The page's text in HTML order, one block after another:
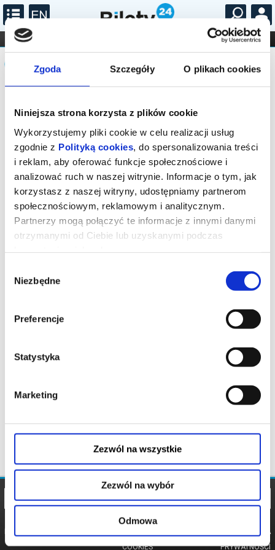
Zgoda Szczegóły O plikach cookies
Niniejsza strona korzysta z plików cookie
Wykorzystujemy pliki cookie w celu realizacji usług
zgodnie z Polityką cookies , do spersonalizowania treści
i reklam, aby oferować funkcje społecznościowe i
analizować ruch w naszej witrynie. Informacje o tym, jak
korzystasz z naszej witryny, udostępniamy partnerom
społecznościowym, reklamowym i analitycznym.
Partnerzy mogą połączyć te informacje z innymi danymi
otrzymanymi od Ciebie lub uzyskanymi podczas
zgody
Niezbędne
Preferencje
Statystyka
Marketing
Zezwól na wszystkie
Zezwól na wybór
Odmowa
KONCERTY TEATR ...
KABARET I
Komunikat
została zakończona.
POLITYKA
PRYWATNOŚCI
COOKIES